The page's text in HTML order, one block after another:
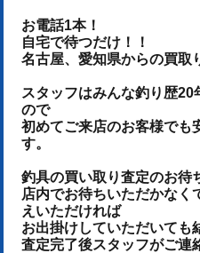
お電話1本！
自宅で待つだけ！！
名古屋、愛知県からの買取
スタッフはみんな釣り歴
ので
初めてご来店のお客様でも
す。
釣具の買い取り査定のお待
店内でお待ちいただかなく
えいただければ
お出掛けしていただいても
査定完了後スタッフがご連